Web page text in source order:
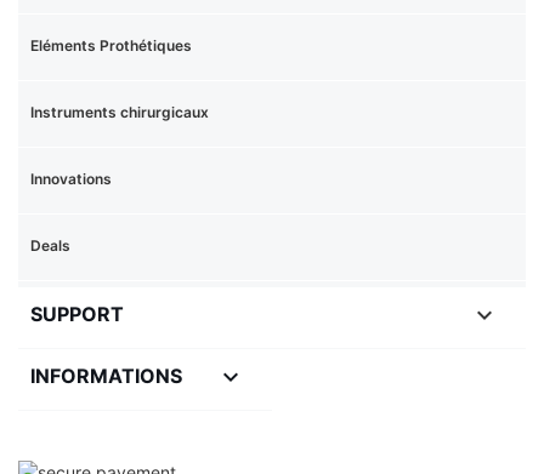
Eléments Prothétiques
Innovations
Instruments chirurgicaux
Deals
SUPPORT 
INFORMATIONS keyboard_arrow_down